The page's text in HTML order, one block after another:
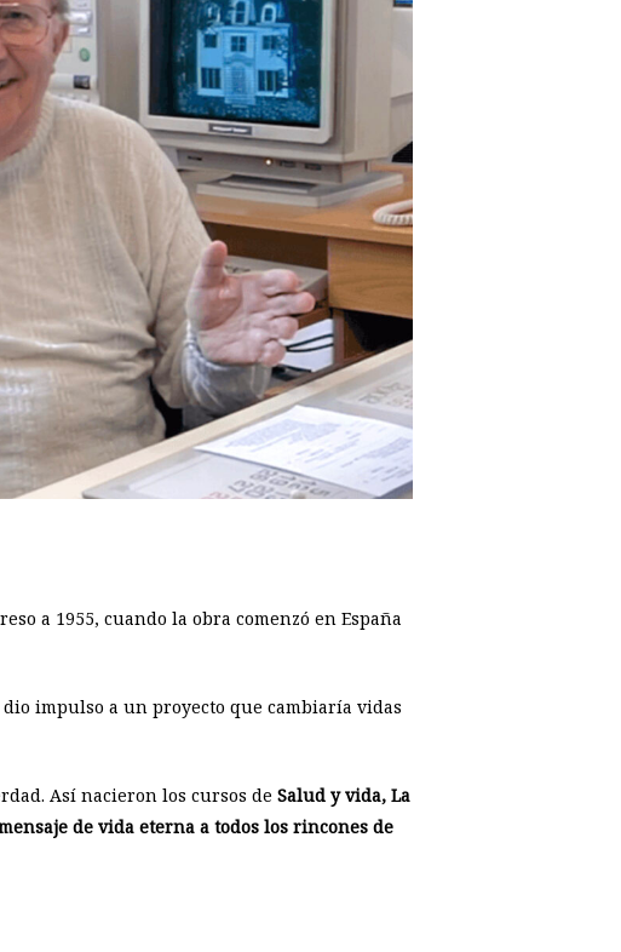
a 1955, cuando la obra comenzó en España
dio impulso a un proyecto que cambiaría vidas
Así nacieron los cursos de Salud y vida, La
de vida eterna a todos los rincones de